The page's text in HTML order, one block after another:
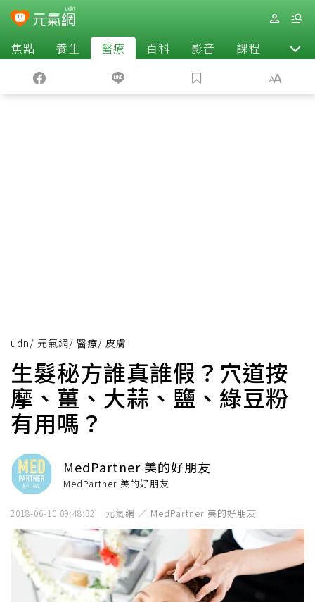
焦點 養生 醫療 百科 影音 課程 退休
udn/ 元氣網/ 醫療/ 皮膚
生髮秘方誰真誰假？穴道按
摩、薑、大蒜、鹽、綠豆粉
有用嗎？
MedPartner 美的好朋友
MedPartner 美的好朋友
2018-06-10 09:48:32 元氣網 ／ MedPartner 美的好朋友